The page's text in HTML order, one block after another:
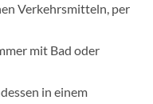
Verkehrsmitteln, per
mit Bad oder
in einem